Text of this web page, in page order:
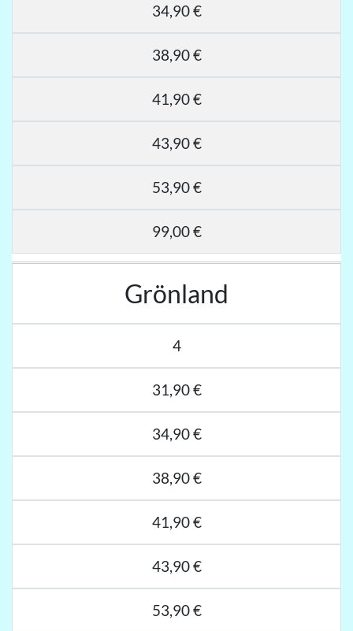
34,90 €
38,90 €
41,90 €
43,90 €
53,90 €
99,00 €
Grönland
4
31,90 €
34,90 €
38,90 €
41,90 €
43,90 €
53,90 €